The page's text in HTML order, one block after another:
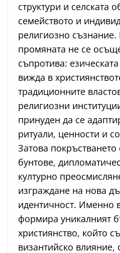
структури и селската
семейството и
религиозно съзнание.
промяната не се
съпротива:
вижда в
традиционните
религиозни
принуден да се
ритуали, ценности и
Затова
бунтове,
културно
изграждане на нова
идентичност. Именно
формира уникалният
християнство, който
византийско влияние,